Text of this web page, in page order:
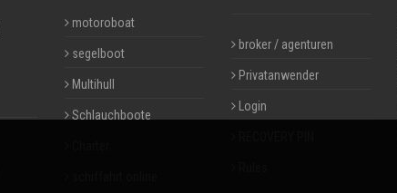
motoroboat
segelboot
Multihull
Schlauchboote
broker / agenturen
Privatanwender
Login